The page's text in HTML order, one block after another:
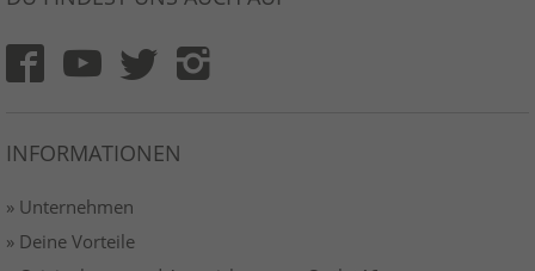
INFORMATIONEN
» Unternehmen
» Deine Vorteile